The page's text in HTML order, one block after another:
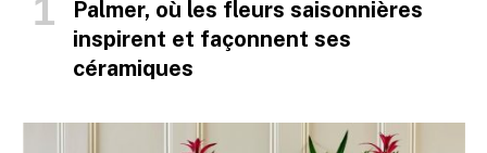
Palmer, où les fleurs saisonnières
inspirent et façonnent ses
céramiques